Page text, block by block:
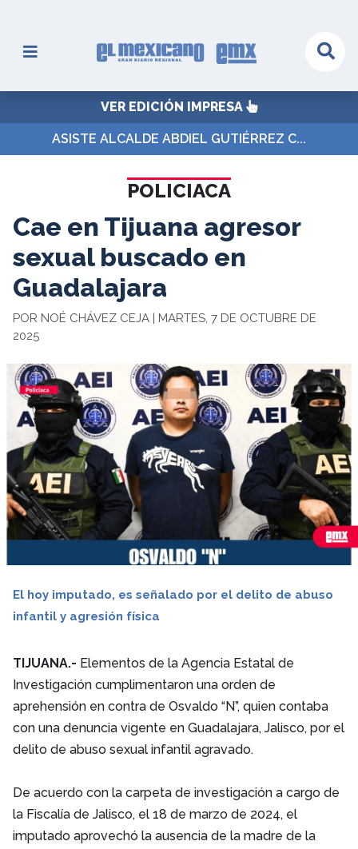
VER EDICIÓN IMPRESA
ASISTE ALCALDE ABDIEL GUTIÉRREZ C...
POLICIACA
Cae en Tijuana agresor
sexual buscado en
Guadalajara
POR NOÉ CHÁVEZ CEJA | MARTES, 7 DE OCTUBRE DE
2025
El hoy imputado, es señalado por el delito de abuso
infantil y agresión física
TIJUANA.- Elementos de la Agencia Estatal de
Investigación cumplimentaron una orden de
aprehensión en contra de Osvaldo “N”, quien contaba
con una denuncia vigente en Guadalajara, Jalisco, por el
delito de abuso sexual infantil agravado.
De acuerdo con la carpeta de investigación a cargo de
la Fiscalía de Jalisco, el 18 de marzo de 2024, el
imputado aprovechó la ausencia de la madre de la